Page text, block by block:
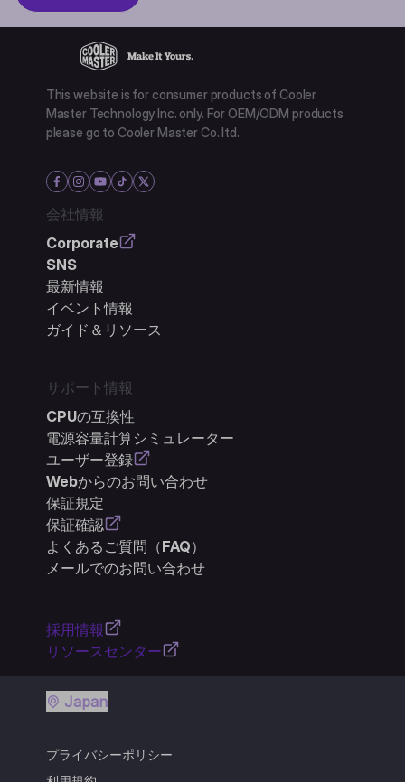
This website is for consumer products of Cooler
Master Technology Inc. only. For OEM/ODM products
please go to Cooler Master Co. ltd.
会社情報
Corporate
SNS
最新情報
イベント情報
ガイド＆リソース
サポート情報
CPUの互換性
電源容量計算シミュレーター
ユーザー登録
Webからのお問い合わせ
保証規定
保証確認
よくあるご質問（FAQ）
メールでのお問い合わせ
採用情報
リソースセンター
プライバシーポリシー
Japan